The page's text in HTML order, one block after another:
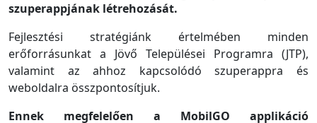
szuperappjának létrehozását.
Fejlesztési stratégiánk értelmében minden
erőforrásunkat a Jövő Települései Programra (JTP),
valamint az ahhoz kapcsolódó szuperappra és
weboldalra összpontosítjuk.
Ennek megfelelően a MobilGO applikáció